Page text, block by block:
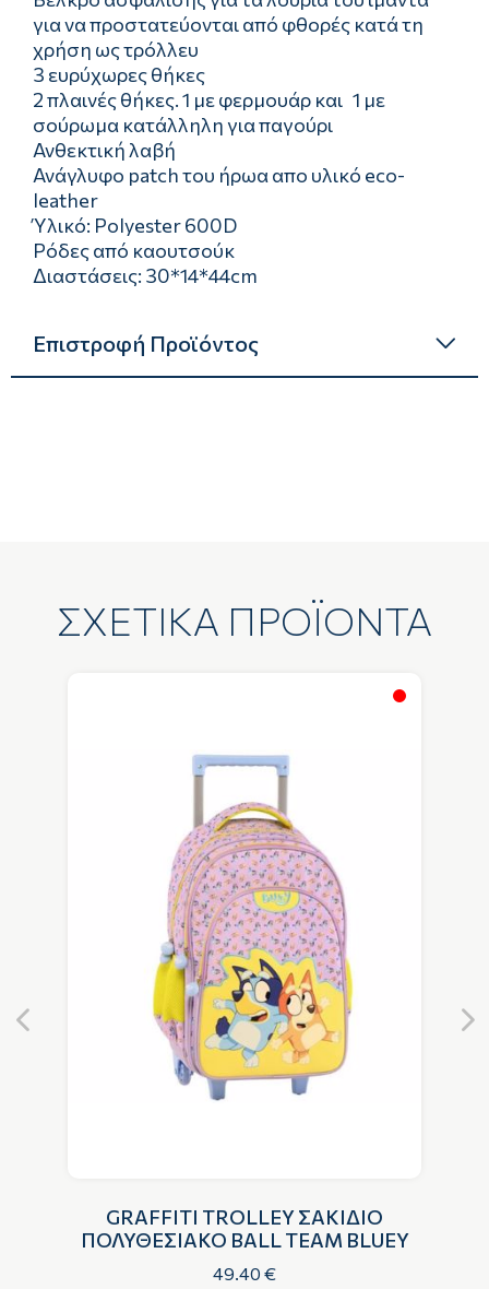
για να προστατεύονται από φθορές κατά τη
χρήση ως τρόλλευ
3 ευρύχωρες θήκες
2 πλαινές θήκες. 1 με φερμουάρ και 1 με
σούρωμα κατάλληλη για παγούρι
Ανθεκτική λαβή
Ανάγλυφο patch του ήρωα απο υλικό eco-
leather
Ύλικό: Polyester 600D
Ρόδες από καουτσούκ
Διαστάσεις: 30*14*44cm
Επιστροφή Προϊόντος
ΣΧΕΤΙΚΑ ΠΡΟΪΟΝΤΑ
GRAFFITI TROLLEY ΣΑΚΙΔΙΟ
ΠΟΛΥΘΕΣΙΑΚΟ BALL TEAM BLUEY
49.40 €